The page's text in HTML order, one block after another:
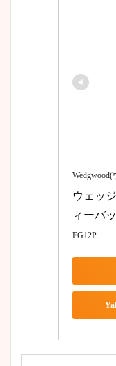
ウェッ
ィーバ
EG12P